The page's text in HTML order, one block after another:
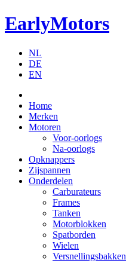
EarlyMotors
NL
DE
EN
Home
Merken
Motoren
Voor-oorlogs
Na-oorlogs
Opknappers
Zijspannen
Onderdelen
Carburateurs
Frames
Tanken
Motorblokken
Spatborden
Wielen
Versnellingsbakken